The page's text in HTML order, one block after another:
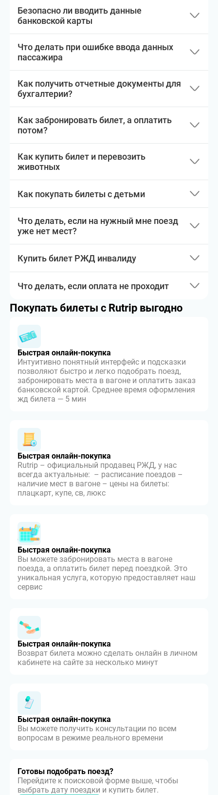
Безопасно ли вводить данные
банковской карты
Что делать при ошибке ввода данных
пассажира
Как получить отчетные документы для
бухгалтерии?
Как забронировать билет, а оплатить
потом?
Как купить билет и перевозить
животных
Как покупать билеты с детьми
Что делать, если на нужный мне поезд
уже нет мест?
Купить билет РЖД инвалиду
Что делать, если оплата не проходит
Покупать билеты с Rutrip выгодно
Быстрая онлайн-покупка
Интуитивно понятный интерфейс и подсказки
позволяют быстро и легко подобрать поезд,
забронировать места в вагоне и оплатить заказ
банковской картой. Среднее время оформления
жд билета — 5 мин
Быстрая онлайн-покупка
Rutrip – официальный продавец РЖД, у нас
всегда актуальные: – расписание поездов –
наличие мест в вагоне – цены на билеты:
плацкарт, купе, св, люкс
Быстрая онлайн-покупка
Вы можете забронировать места в вагоне
поезда, а оплатить билет перед поездкой. Это
уникальная услуга, которую предоставляет наш
сервис
Быстрая онлайн-покупка
Возврат билета можно сделать онлайн в личном
кабинете на сайте за несколько минут
Быстрая онлайн-покупка
Вы можете получить консультации по всем
вопросам в режиме реального времени
Готовы подобрать поезд?
Перейдите к поисковой форме выше, чтобы
выбрать дату поездки и купить билет.